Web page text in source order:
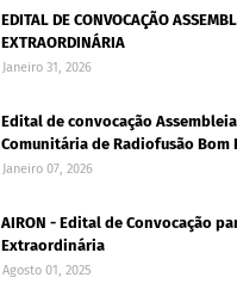
EDITAL DE CONVOCAÇÃO
EXTRAORDINÁRIA
Janeiro 31, 2026
Edital de convocação
Comunitária de Radiofusão Bom
Janeiro 07, 2026
AIRON - Edital de Convocação
Extraordinária
Agosto 01, 2025